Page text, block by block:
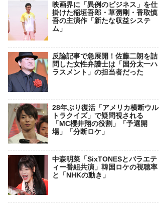
映画界に「異例のビジネス」を仕
掛けた稲垣吾郎・草彅剛・香取慎
吾の主演作「新たな収益システ
ム」
反論記事で急展開！佐藤二朗を詰
問した女性弁護士は「国分太一ハ
ラスメント」の担当者だった
28年ぶり復活「アメリカ横断ウル
トラクイズ」で疑問視される
「MC櫻井翔の役割」「予選開
場」「分断ロケ」
中森明菜「SixTONESとバラエテ
ィー番組共演」韓国ロケの視聴率
と「NHKの動き」